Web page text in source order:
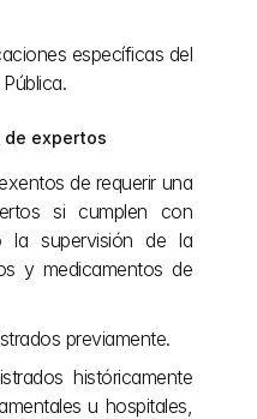
específicas del
de expertos
de requerir una
si cumplen con
la supervisión de la
y medicamentos de
previamente.
históricamente
u hospitales,